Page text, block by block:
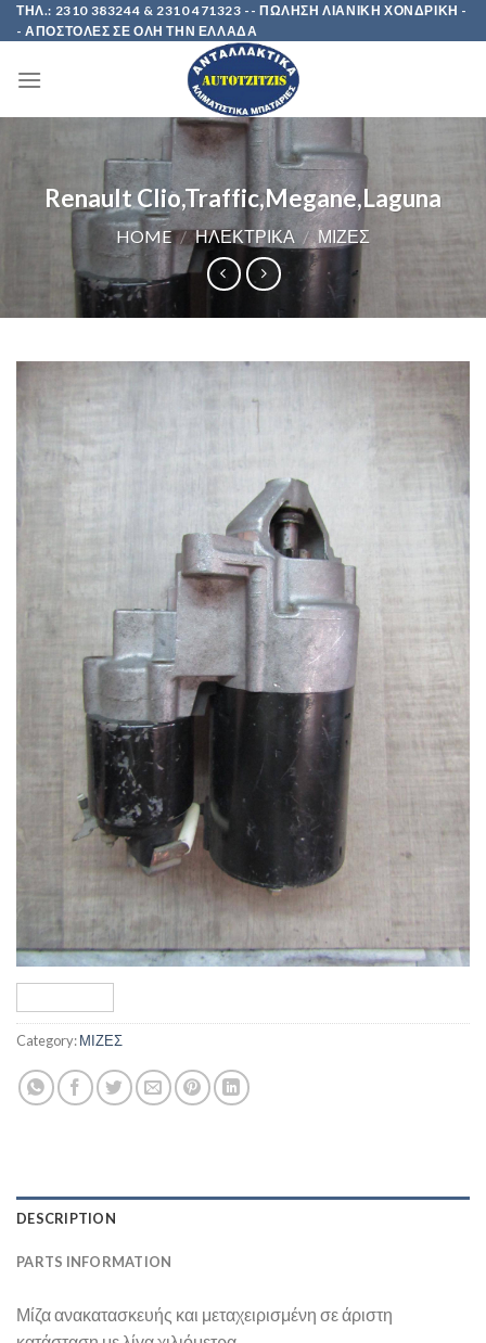
Skip
to
ΤΗΛ.: 2310 383244 & 2310 471323 -- ΠΩΛΗΣΗ ΛΙΑΝΙΚΗ ΧΟΝΔΡΙΚΗ -
- ΑΠΟΣΤΟΛΕΣ ΣΕ ΟΛΗ ΤΗΝ ΕΛΛΑΔΑ
Renault Clio,Traffic,Megane,Laguna
HOME / ΗΛΕΚΤΡΙΚΑ / ΜΙΖΕΣ
Category:ΜΙΖΕΣ
DESCRIPTION
PARTS INFORMATION
Μίζα ανακατασκευής και μεταχειρισμένη σε άριστη